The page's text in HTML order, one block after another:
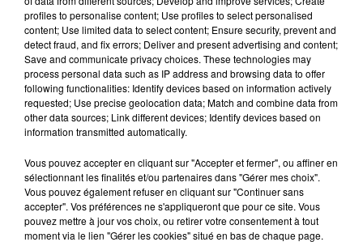
18h36
18h36
TEMPER CITY
Self Aware
18h30
18h30
JUNGELI & EMMA
Juste Un Peu
profiles to personalise content; Use profiles to select personalised
content; Use limited data to select content; Ensure security, prevent and
detect fraud, and fix errors; Deliver and present advertising and content;
Save and communicate privacy choices. These technologies may
process personal data such as IP address and browsing data to offer
following functionalities: Identify devices based on information actively
requested; Use precise geolocation data; Match and combine data from
other data sources; Link different devices; Identify devices based on
information transmitted automatically.
Vous pouvez accepter en cliquant sur "Accepter et fermer", ou affiner en
sélectionnant les finalités et/ou partenaires dans "Gérer mes choix".
Vous pouvez également refuser en cliquant sur "Continuer sans
accepter". Vos préférences ne s'appliqueront que pour ce site. Vous
pouvez mettre à jour vos choix, ou retirer votre consentement à tout
moment via le lien "Gérer les cookies" situé en bas de chaque page.